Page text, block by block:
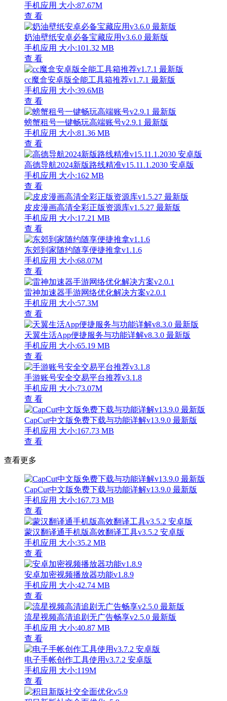
手机应用 大小:87.67M
查 看
奶油壁纸安卓必备宝藏应用v3.6.0 最新版
手机应用 大小:101.32 MB
查 看
cc魔盒安卓版全能工具箱推荐v1.7.1 最新版
手机应用 大小:39.6MB
查 看
螃蟹租号一键畅玩高端账号v2.9.1 最新版
手机应用 大小:81.36 MB
查 看
高德导航2024新版路线精准v15.11.1.2030 安卓版
手机应用 大小:162 MB
查 看
皮皮漫画高清全彩正版资源库v1.5.27 最新版
手机应用 大小:17.21 MB
查 看
东郊到家随约随享便捷推拿v1.1.6
手机应用 大小:68.07M
查 看
雷神加速器手游网络优化解决方案v2.0.1
手机应用 大小:57.3M
查 看
天翼生活App便捷服务与功能详解v8.3.0 最新版
手机应用 大小:65.19 MB
查 看
手游账号安全交易平台推荐v3.1.8
手机应用 大小:73.07M
查 看
CapCut中文版免费下载与功能详解v13.9.0 最新版
手机应用 大小:167.73 MB
查 看
查看更多
CapCut中文版免费下载与功能详解v13.9.0 最新版
手机应用 大小:167.73 MB
查 看
蒙汉翻译通手机版高效翻译工具v3.5.2 安卓版
手机应用 大小:35.2 MB
查 看
安卓加密视频播放器功能v1.8.9
手机应用 大小:42.74 MB
查 看
流星视频高清追剧无广告畅享v2.5.0 最新版
手机应用 大小:40.87 MB
查 看
电子手帐创作工具使用v3.7.2 安卓版
手机应用 大小:119M
查 看